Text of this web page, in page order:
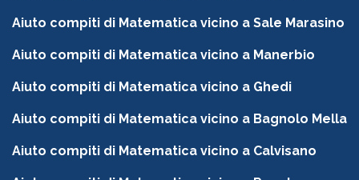
Aiuto compiti di Matematica vicino a Sale Marasino
Aiuto compiti di Matematica vicino a Manerbio
Aiuto compiti di Matematica vicino a Ghedi
Aiuto compiti di Matematica vicino a Bagnolo Mella
Aiuto compiti di Matematica vicino a Calvisano